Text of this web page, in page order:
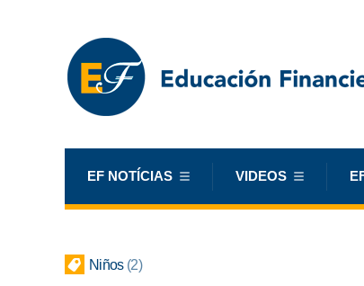
EF NOTÍCIAS VIDEOS
Niños 2